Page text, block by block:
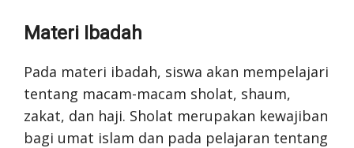
Materi Ibadah
Pada materi ibadah, siswa akan mempelajari
tentang macam-macam sholat, shaum,
zakat, dan haji. Sholat merupakan kewajiban
bagi umat islam dan pada pelajaran tentang